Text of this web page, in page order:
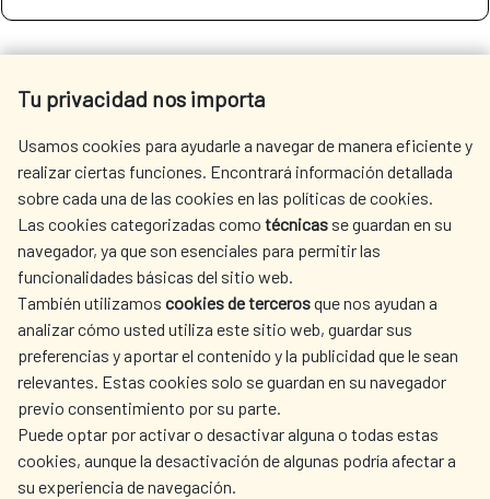
SEE MORE SITES OF INTEREST
SEDE ELECTRÓNICA
Fecha de modificación de la página: 15/06/2026
Tu privacidad nos importa
Usamos cookies para ayudarle a navegar de manera eficiente y
realizar ciertas funciones. Encontrará información detallada
sobre cada una de las cookies en las políticas de cookies.
Las cookies categorizadas como técnicas se guardan en su
navegador, ya que son esenciales para permitir las
funcionalidades básicas del sitio web.
También utilizamos cookies de tercerosque nos ayudan a
analizar cómo usted utiliza este sitio web, guardar sus
preferencias y aportar el contenido y la publicidad que le sean
relevantes. Estas cookies solo se guardan en su navegador
previo consentimiento por su parte.
Puede optar por activar o desactivar alguna o todas estas
cookies, aunque la desactivación de algunas podría afectar a
su experiencia de navegación.